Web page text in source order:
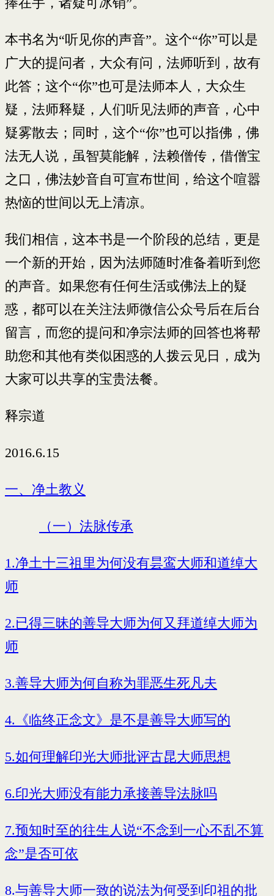
本书名为“听见你的声音”。这个“你”可以是
广大的提问者，大众有问，法师听到，故有
此答；这个“你”也可是法师本人，大众生
疑，法师释疑，人们听见法师的声音，心中
疑雾散去；同时，这个“你”也可以指佛，佛
法无人说，虽智莫能解，法赖僧传，借僧宝
之口，佛法妙音自可宣布世间，给这个喧嚣
热恼的世间以无上清凉。
我们相信，这本书是一个阶段的总结，更是
一个新的开始，因为法师随时准备着听到您
的声音。如果您有任何生活或佛法上的疑
惑，都可以在关注法师微信公众号后在后台
留言，而您的提问和净宗法师的回答也将帮
助您和其他有类似困惑的人拨云见日，成为
大家可以共享的宝贵法餐。
释宗道
2016.6.15
一、净土教义
（一）法脉传承
1.净土十三祖里为何没有昙鸾大师和道绰大
师
2.已得三昧的善导大师为何又拜道绰大师为
师
3.善导大师为何自称为罪恶生死凡夫
4.《临终正念文》是不是善导大师写的
5.如何理解印光大师批评古昆大师思想
6.印光大师没有能力承接善导法脉吗
7.预知时至的往生人说“不念到一心不乱不算
念”是否可依
8.与善导大师一致的说法为何受到印祖的批